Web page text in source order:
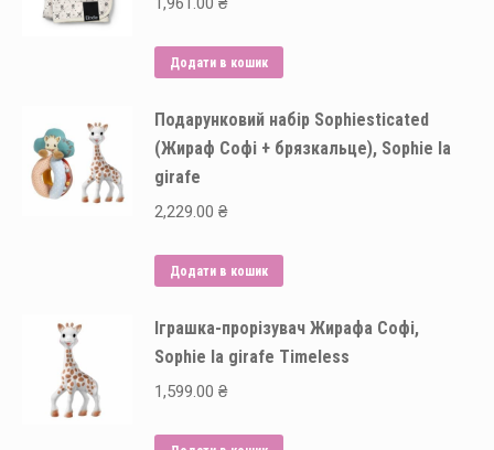
Додати в кошик
Подарунковий набір Sophiesticated
(Жираф Софі + брязкальце), Sophie la
girafe
2,229.00 ₴
Додати в кошик
Іграшка-прорізувач Жирафа Софі,
Sophie la girafe Timeless
1,599.00 ₴